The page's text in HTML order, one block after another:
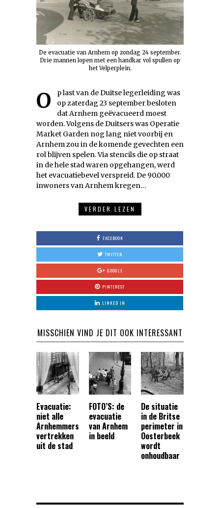
De evacuatie van Arnhem op zondag 24 september.
Drie mannen lopen met een handkar vol spullen op
het Velperplein.
Op last van de Duitse legerleiding was
op zaterdag 23 september besloten
dat Arnhem geëvacueerd moest
worden. Volgens de Duitsers was Operatie
Market Garden nog lang niet voorbij en
Arnhem zou in de komende gevechten een
rol blijven spelen. Via stencils die op straat
in de hele stad waren opgehangen, werd
het evacuatiebevel verspreid. De 90.000
inwoners van Arnhem kregen…
VERDER LEZEN
FACEBOOK
TWITTER
GOOGLE
PINTEREST
LINKED IN
MISSCHIEN VIND JE DIT OOK INTERESSANT
Evacuatie:
niet alle
Arnhemmers
vertrekken
uit de stad
FOTO’S: de
evacuatie
van Arnhem
in beeld
De situatie
in de Britse
perimeter in
Oosterbeek
wordt
onhoudbaar